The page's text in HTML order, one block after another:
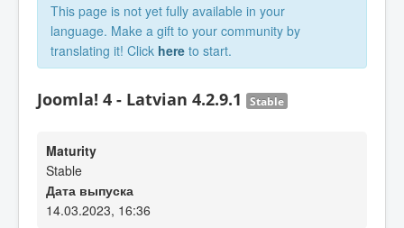
This page is not yet fully available in your
language. Make a gift to your community by
translating it! Click here to start.
Joomla! 4 - Latvian 4.2.9.1 Stable
Maturity
Stable
Дата выпуска
14.03.2023, 16:36